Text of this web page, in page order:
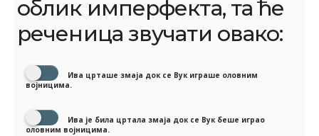
облик имперфекта, та ће
реченица звучати овако:
Ива црташе змаја док се Вук играше оловним
војницима.
Ива је била цртала змаја док се Вук беше играо
оловним војницима.